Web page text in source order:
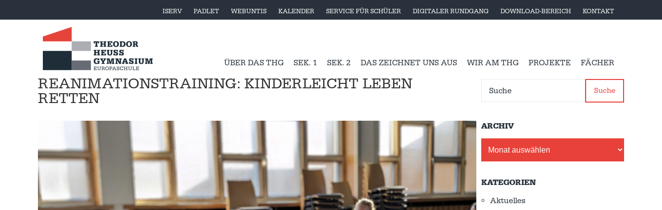
ISERV PADLET WEBUNTIS KALENDER SERVICE FÜR SCHÜLER DIGITALER RUNDGANG DOWNLOAD-BEREICH KONTAKT
ÜBER DAS THG SEK. 1 SEK. 2 DAS ZEICHNET UNS AUS WIR AM THG PROJEKTE FÄCHER
REANIMATIONSTRAINING: KINDERLEICHT LEBEN
RETTEN Suche
ARCHIV
KATEGORIEN
Aktuelles